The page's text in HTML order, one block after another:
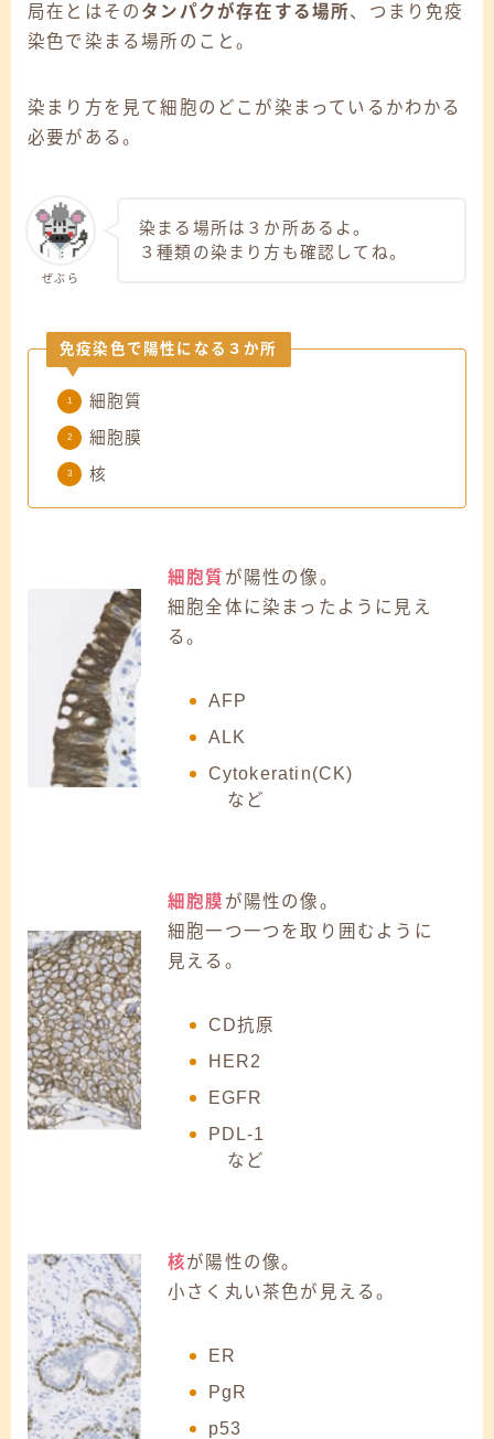
局在とはその タンパクが存在する場所、つまり免疫
染色で染まる場所のこと。
染まり方を見て細胞のどこが染まっているかわかる
必要がある。
ぜぶら
染まる場所は３か所あるよ。
３種類の染まり方も確認してね。
免疫染色で陽性になる ３か所
細胞質
細胞膜
核
細胞質 が陽性の像。
細胞全体に染まったように見え
る。
AFP
ALK
Cytokeratin(CK)
など
細胞膜 が陽性の像。
細胞一つ一つを取り囲むように
見える。
CD抗原
HER2
EGFR
PDL-1
など
核が陽性の像。
小さく丸い茶色が見える。
ER
PgR
p53